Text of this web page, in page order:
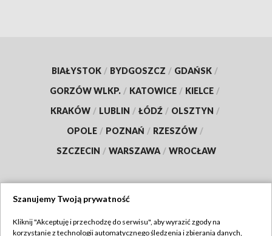
BIAŁYSTOK / BYDGOSZCZ / GDAŃSK /
GORZÓW WLKP. / KATOWICE / KIELCE /
KRAKÓW / LUBLIN / ŁÓDŹ / OLSZTYN /
OPOLE / POZNAŃ / RZESZÓW /
SZCZECIN / WARSZAWA / WROCŁAW
Szanujemy Twoją prywatność
Kliknij "Akceptuję i przechodzę do serwisu", aby wyrazić zgody na
korzystanie z technologii automatycznego śledzenia i zbierania danych,